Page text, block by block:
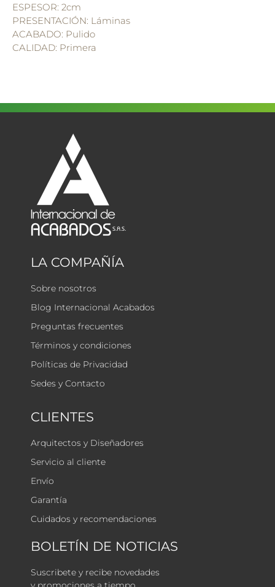
ESPESOR: 2cm
PRESENTACIÓN: Láminas
ACABADO: Pulido
CALIDAD: Primera
LA COMPAÑÍA
Sobre nosotros
Blog Internacional Acabados
Preguntas frecuentes
Términos y condiciones
Políticas de Privacidad
Sedes y Contacto
CLIENTES
Arquitectos y Diseñadores
Servicio al cliente
Envío
Garantía
Cuidados y recomendaciones
BOLETÍN DE NOTICIAS
Suscribete y recibe novedades